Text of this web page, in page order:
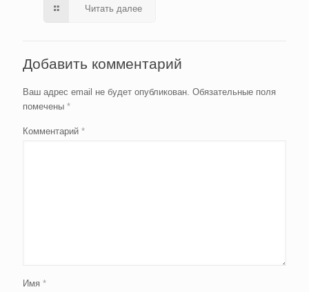
Читать далее
Добавить комментарий
Ваш адрес email не будет опубликован. Обязательные поля
помечены *
Комментарий *
Имя *